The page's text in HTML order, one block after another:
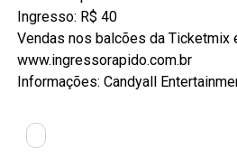
Ingresso: R$ 40
Vendas nos balcões da Ticketmix
www.ingressorapido.com.br
Informações: Candyall